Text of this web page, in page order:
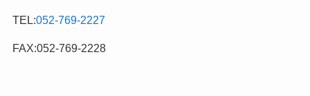
TEL:052-769-2227
FAX:052-769-2228